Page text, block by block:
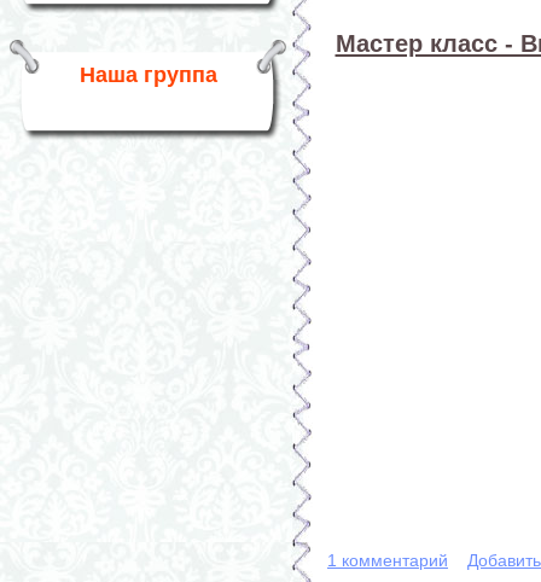
Наша группа
Мастер класс -
1 комментарий